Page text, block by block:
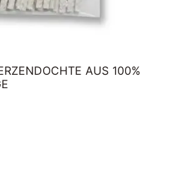
AUS 100%